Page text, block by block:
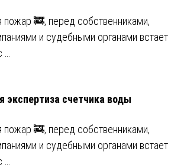
пожар 🚒, перед собственниками,
и судебными органами встает
экспертиза счетчика воды
пожар 🚒, перед собственниками,
и судебными органами встает